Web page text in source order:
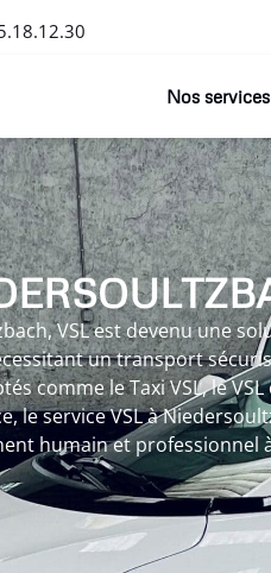
Nos services
VSL est devenu une
un transport
comme le Taxi VSL, le
le service VSL à
humain et professionnel